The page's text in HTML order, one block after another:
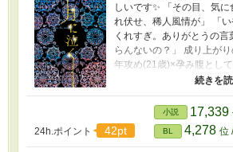
しいです✨ 「その目、気
れ伏せ、稀人風情が」 「
くれすぎ。ありがとうの
らんないの？」 成り上が
年攻め(21歳)×孕み腹とし
気な奴隷受け(??歳)。 【内
世界に落ちてきた、いわゆ
った。兄であるナギサ亡き
ていたが、ある日忌人狩り
24h.ポイント 42pt
小説 17,339
BL 4,278 位